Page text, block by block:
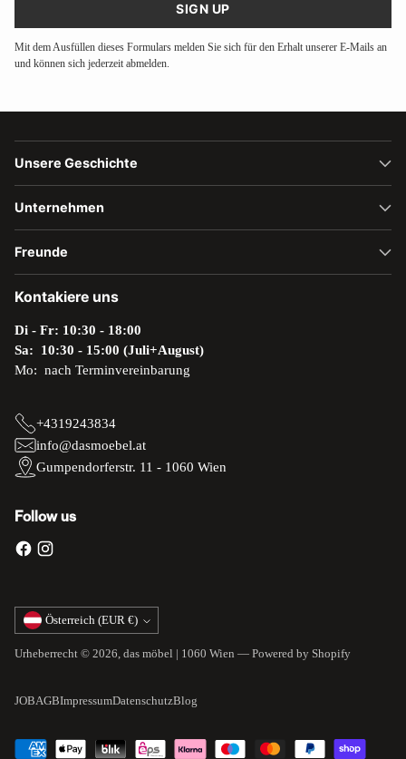
SIGN UP
Mit dem Ausfüllen dieses Formulars melden Sie sich für den Erhalt unserer E-Mails an
und können sich jederzeit abmelden.
Unsere Geschichte
Unternehmen
Freunde
Kontakiere uns
Di - Fr: 10:30 - 18:00
Sa: 10:30 - 15:00 (Juli+August)
Mo: nach Terminvereinbarung
+4319243834
info@dasmoebel.at
Gumpendorferstr. 11 - 1060 Wien
Follow us
Währung Österreich (EUR €)
Urheberrecht © 2026, das möbel | 1060 Wien — Powered by Shopify
JOBAGBImpressumDatenschutzBlog